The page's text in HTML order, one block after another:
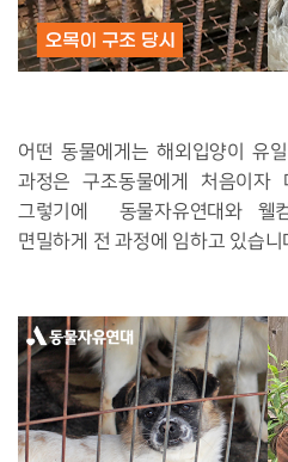
어떤 동물에게는 해외입양이 유
과정은 구조동물에게 처음이자
그렇기에 동물자유연대와 웰
면밀하게 전 과정에 임하고 있습니